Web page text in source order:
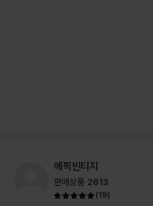
에픽빈티지
판매상품 2613
(19)